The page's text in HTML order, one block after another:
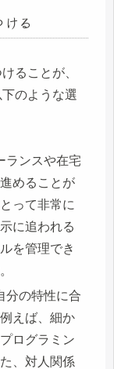
る
ることが、
のような選
ランスや在宅
めることが
って非常に
に追われる
を管理でき
分の特性に合
えば、細か
ログラミン
、対人関係